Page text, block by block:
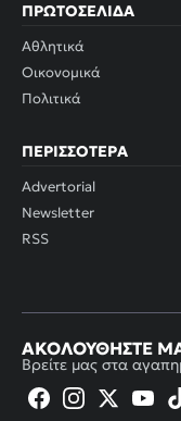
ΠΡΩΤΟΣΈΛΙΔΑ
Αθλητικά
Οικονομικά
Πολιτικά
ΠΕΡΙΣΣΌΤΕΡΑ
Advertorial
Newsletter
RSS
ΑΚΟΛΟΥΘΉΣΤΕ
Βρείτε μας στα